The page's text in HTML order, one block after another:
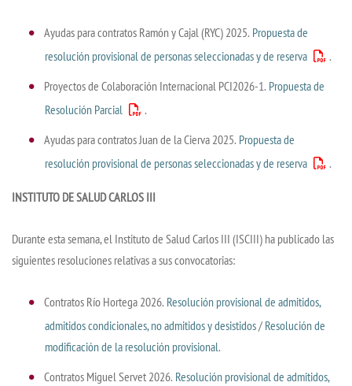
Ayudas para contratos Ramón y Cajal (RYC) 2025. Propuesta de
resolución provisional de personas seleccionadas y de reserva
.
Proyectos de Colaboración Internacional PCI2026-1. Propuesta de
Resolución Parcial
.
Ayudas para contratos Juan de la Cierva 2025. Propuesta de
resolución provisional de personas seleccionadas y de reserva
.
INSTITUTO DE SALUD CARLOS III
Durante esta semana, el Instituto de Salud Carlos III (ISCIII) ha publicado las
siguientes resoluciones relativas a sus convocatorias:
Contratos Río Hortega 2026. Resolución provisional de admitidos,
admitidos condicionales, no admitidos y desistidos/ Resolución de
modificación de la resolución provisional.
Contratos Miguel Servet 2026. Resolución provisional de admitidos,